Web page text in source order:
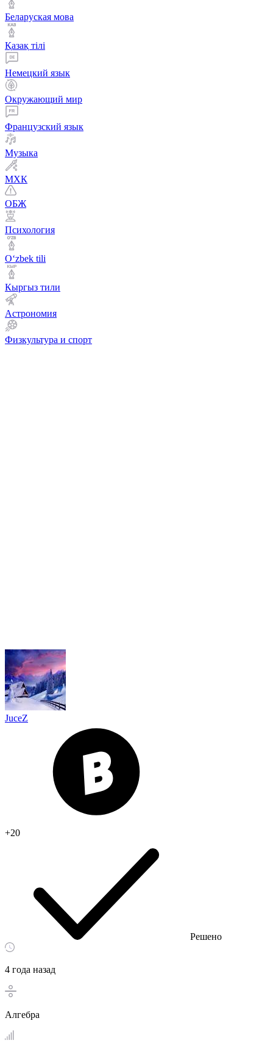
Беларуская мова
Қазақ тiлi
Немецкий язык
Окружающий мир
Французский язык
Музыка
МХК
ОБЖ
Психология
Оʻzbek tili
Кыргыз тили
Астрономия
Физкультура и спорт
JuceZ
+20
Решено
4 года назад
Алгебра